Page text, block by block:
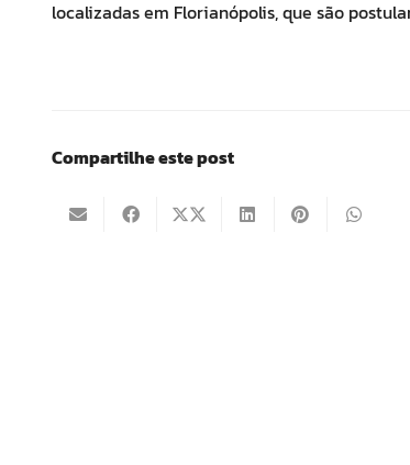
localizadas em Florianópolis, que são
Compartilhe este post